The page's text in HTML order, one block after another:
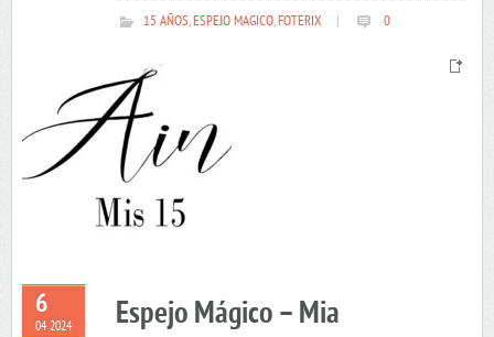
15 AÑOS,ESPEJO MAGICO,FOTERIX 0
6
04 2024 Espejo Mágico – Mia